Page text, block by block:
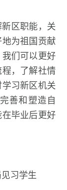
区职能，关
为祖国贡献
们可以更好
，了解社情
习新区机关
善和塑造自
毕业后更好
习学生